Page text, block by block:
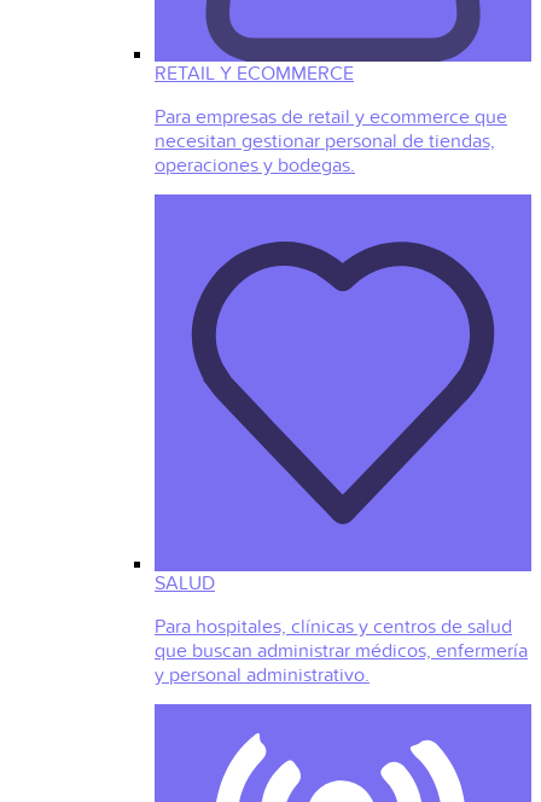
RETAIL Y ECOMMERCE
Para empresas de retail y ecommerce que
necesitan gestionar personal de tiendas,
operaciones y bodegas.
SALUD
Para hospitales, clínicas y centros de salud
que buscan administrar médicos, enfermería
y personal administrativo.